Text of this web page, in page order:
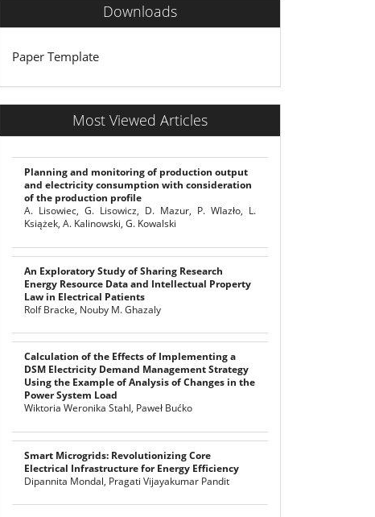
Downloads
Paper Template
Most Viewed Articles
Planning and monitoring of production output
and electricity consumption with consideration
of the production profile
A. Lisowiec, G. Lisowicz, D. Mazur, P. Wlazło, L.
Książek, A. Kalinowski, G. Kowalski
An Exploratory Study of Sharing Research
Energy Resource Data and Intellectual Property
Law in Electrical Patients
Rolf Bracke, Nouby M. Ghazaly
Calculation of the Effects of Implementing a
DSM Electricity Demand Management Strategy
Using the Example of Analysis of Changes in the
Power System Load
Wiktoria Weronika Stahl, Paweł Bućko
Smart Microgrids: Revolutionizing Core
Electrical Infrastructure for Energy Efficiency
Dipannita Mondal, Pragati Vijayakumar Pandit